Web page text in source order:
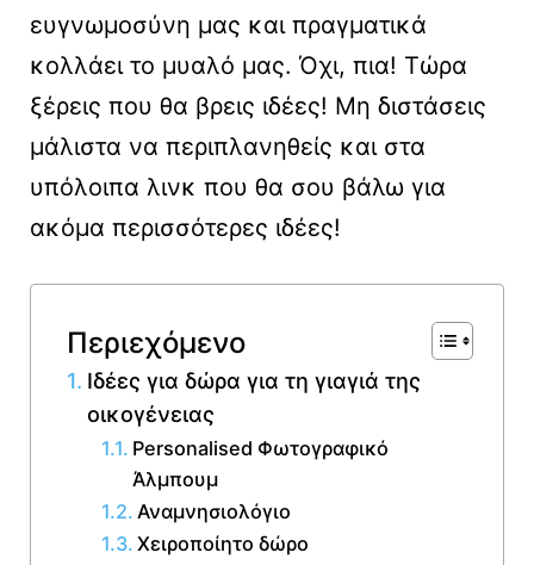
ευγνωμοσύνη μας και πραγματικά
κολλάει το μυαλό μας. Όχι, πια! Τώρα
ξέρεις που θα βρεις ιδέες! Μη διστάσεις
μάλιστα να περιπλανηθείς και στα
υπόλοιπα λινκ που θα σου βάλω για
ακόμα περισσότερες ιδέες!
Περιεχόμενο
Ιδέες για δώρα για τη γιαγιά της
οικογένειας
Personalised Φωτογραφικό
Άλμπουμ
Αναμνησιολόγιο
Χειροποίητο δώρο